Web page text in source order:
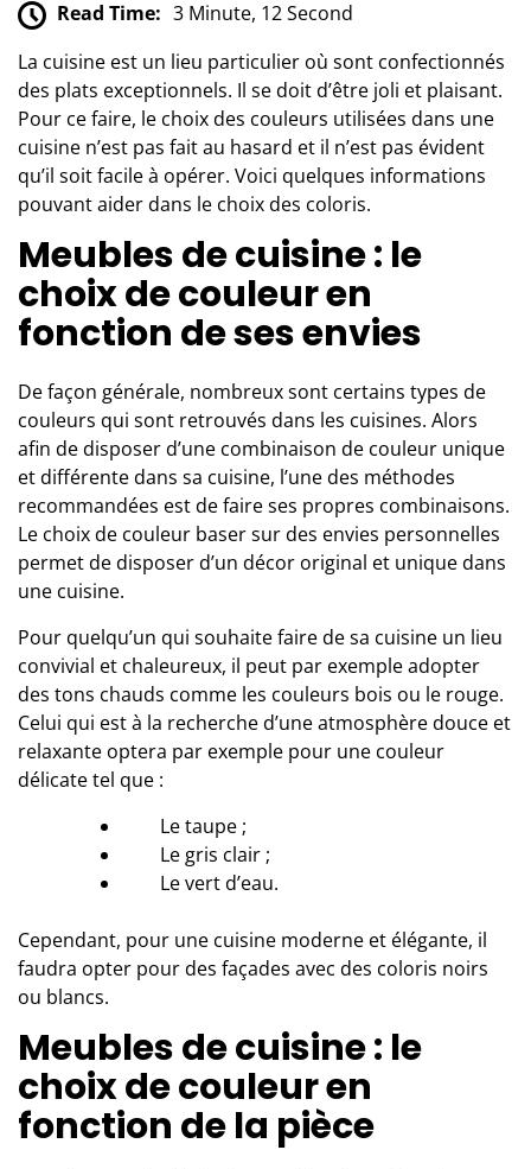
Read Time: 3 Minute, 12 Second
La cuisine est un lieu particulier où sont confectionnés
des plats exceptionnels. Il se doit d’être joli et plaisant.
Pour ce faire, le choix des couleurs utilisées dans une
cuisine n’est pas fait au hasard et il n’est pas évident
qu’il soit facile à opérer. Voici quelques informations
pouvant aider dans le choix des coloris.
Meubles de cuisine : le
choix de couleur en
fonction de ses envies
De façon générale, nombreux sont certains types de
couleurs qui sont retrouvés dans les cuisines. Alors
afin de disposer d’une combinaison de couleur unique
et différente dans sa cuisine, l’une des méthodes
recommandées est de faire ses propres combinaisons.
Le choix de couleur baser sur des envies personnelles
permet de disposer d’un décor original et unique dans
une cuisine.
Pour quelqu’un qui souhaite faire de sa cuisine un lieu
convivial et chaleureux, il peut par exemple adopter
des tons chauds comme les couleurs bois ou le rouge.
Celui qui est à la recherche d’une atmosphère douce et
relaxante optera par exemple pour une couleur
délicate tel que :
Le taupe ;
Le gris clair ;
Le vert d’eau.
Cependant, pour une cuisine moderne et élégante, il
faudra opter pour des façades avec des coloris noirs
ou blancs.
Meubles de cuisine : le
choix de couleur en
fonction de la pièce